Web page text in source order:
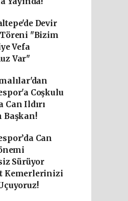
Devir
"Bizim
Vefa
Var"
Coşkulu
Can Ildırı
Başkan!
Can
Sürüyor
Kemerlerinizi